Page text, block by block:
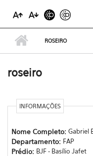
ROSEIRO
roseiro
INFORMAÇÕES
Nome Completo: Gabriel
Departamento: FAP
Prédio: BJF - Basílio Jafet